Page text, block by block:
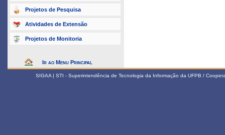
Projetos de Pesquisa
Atividades de Extensão
Projetos de Monitoria
Ir ao Menu Principal
SIGAA | STI - Superintendência de Tecnologia da Informação da UFPB /